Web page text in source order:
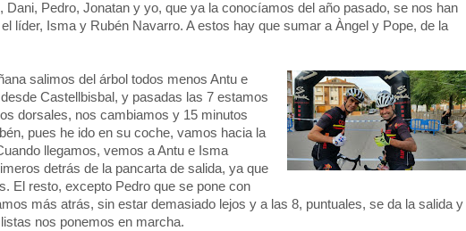
Dani, Pedro, Jonatan y yo, que ya la conocíamos del año pasado, se nos han
líder, Isma y Rubén Navarro. A estos hay que sumar a Àngel y Pope, de la
salimos del árbol todos menos Antu e
Castellbisbal, y pasadas las 7 estamos
dorsales, nos cambiamos y 15 minutos
pues he ido en su coche, vamos hacia la
llegamos, vemos a Antu e Isma
detrás de la pancarta de salida, ya que
El resto, excepto Pedro que se pone con
más atrás, sin estar demasiado lejos y a las 8, puntuales, se da la salida y
nos ponemos en marcha.